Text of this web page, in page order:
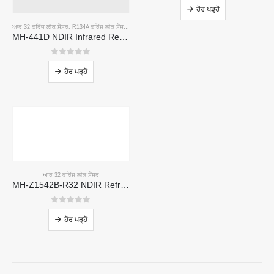
ਆਰ 32 ਫਰਿੱਜ ਲੀਕ ਸੈਂਸਰ, R134A ਫਰਿੱਜ ਲੀਕ ਸੈਂਸਰ ,
MH-441D NDIR Infrared Refrigerant Sensor | High Sensitivity | HVAC & Industrial Safety | Long Lifespan
05 ਵਿਚੋਂ
ਹੋਰ ਪੜ੍ਹੋ
ਹੋਰ ਪੜ੍ਹੋ
ਆਰ 32 ਫਰਿੱਜ ਲੀਕ ਸੈਂਸਰ
05 ਵਿਚੋਂ
ਹੋਰ ਪੜ੍ਹੋ